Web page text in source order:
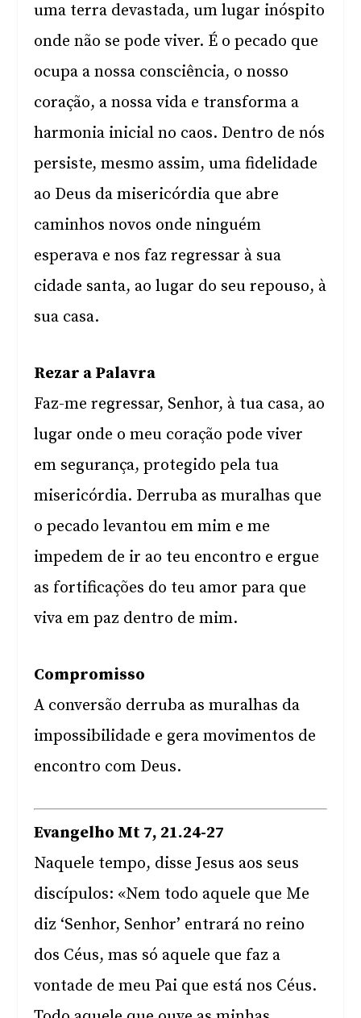
uma terra devastada, um lugar inóspito
onde não se pode viver. É o pecado que
ocupa a nossa consciência, o nosso
coração, a nossa vida e transforma a
harmonia inicial no caos. Dentro de nós
persiste, mesmo assim, uma fidelidade
ao Deus da misericórdia que abre
caminhos novos onde ninguém
esperava e nos faz regressar à sua
cidade santa, ao lugar do seu repouso, à
sua casa.
Rezar a Palavra
Faz-me regressar, Senhor, à tua casa, ao
lugar onde o meu coração pode viver
em segurança, protegido pela tua
misericórdia. Derruba as muralhas que
o pecado levantou em mim e me
impedem de ir ao teu encontro e ergue
as fortificações do teu amor para que
viva em paz dentro de mim.
Compromisso
A conversão derruba as muralhas da
impossibilidade e gera movimentos de
encontro com Deus.
Evangelho Mt 7, 21.24-27
Naquele tempo, disse Jesus aos seus
discípulos: «Nem todo aquele que Me
diz ‘Senhor, Senhor’ entrará no reino
dos Céus, mas só aquele que faz a
vontade de meu Pai que está nos Céus.